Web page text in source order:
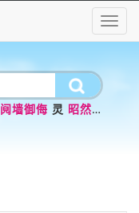
阋墙御侮 灵 昭然若